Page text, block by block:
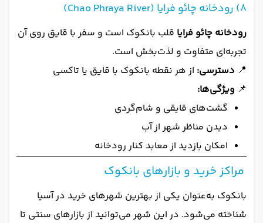
8) رودخانه چائو فرایا (Chao Phraya River)
رودخانه چائو فرایا قلب بانکوک است و سفر با قایق روی آن
تجربه‌ای متفاوت و لذت‌بخش است.
📍 دسترسی: از هر نقطه بانکوک با قایق یا تاکسی
📌 ویژگی‌ها:
گشت‌های قایقی و شام‌گردی
دیدن مناظر شهر از آب
امکان بازدید از معابد کنار رودخانه
مراکز خرید و بازارهای بانکوک
بانکوک به‌عنوان یکی از بهترین شهرهای خرید در آسیا
شناخته می‌شود. در این شهر می‌توانید از بازارهای سنتی تا